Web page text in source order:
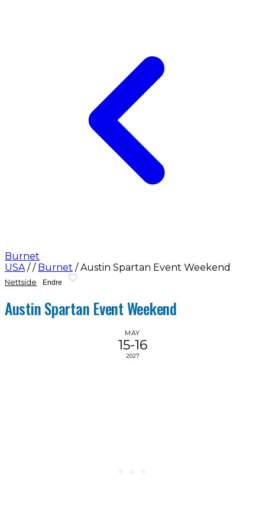
Burnet
USA / / Burnet / Austin Spartan Event Weekend
Nettside Endre
Austin Spartan Event Weekend
MAY
15-16
2027